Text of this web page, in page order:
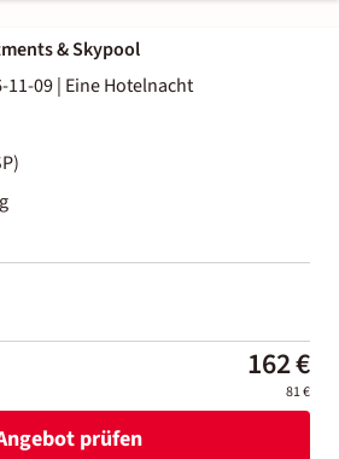
& Skypool
11-09| Eine Hotelnacht
162 €
81 €
prüfen